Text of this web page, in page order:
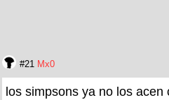
#21 Mx0
los simpsons ya no los acen